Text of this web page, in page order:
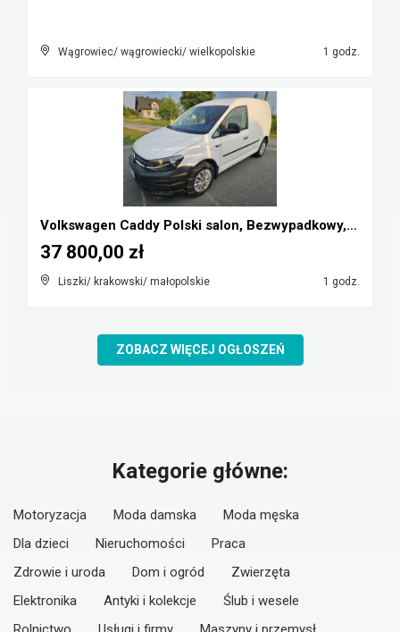
Wągrowiec/ wągrowiecki/ wielkopolskie 1 godz.
Volkswagen Caddy Polski salon, Bezwypadkowy, Kamer...
Liszki/ krakowski/ małopolskie 1 godz.
37 800,00 zł
ZOBACZ WIĘCEJ OGŁOSZEŃ
Kategorie główne:
Motoryzacja Moda damska
Moda męska
Dla dzieci
Nieruchomości
Praca
Zdrowie i uroda
Dom i ogród
Zwierzęta
Elektronika
Antyki i kolekcje
Ślub i wesele